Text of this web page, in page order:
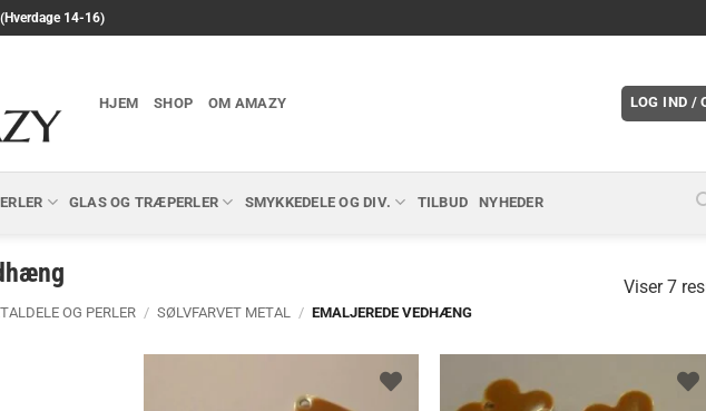
14-16)
HJEM SHOP OM AMAZY LOG IND /
GLAS OG TRÆPERLER SMYKKEDELE OG DIV. TILBUD NYHEDER
OG PERLER / SØLVFARVET METAL / EMALJEREDE VEDHÆNG
Viser 7